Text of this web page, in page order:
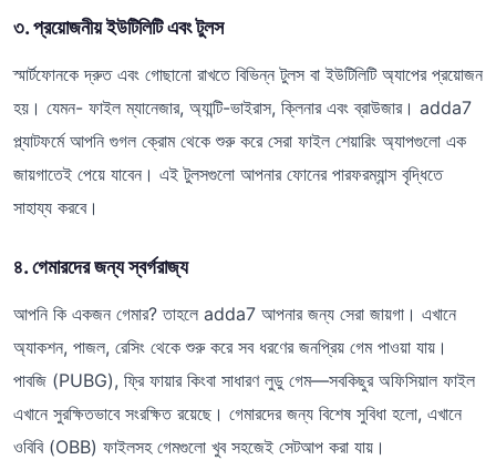
৩. প্রয়োজনীয় ইউটিলিটি এবং টুলস
স্মার্টফোনকে দ্রুত এবং গোছানো রাখতে বিভিন্ন টুলস বা ইউটিলিটি অ্যাপের প্রয়োজন
হয়। যেমন- ফাইল ম্যানেজার, অ্যান্টি-ভাইরাস, ক্লিনার এবং ব্রাউজার। adda7
প্ল্যাটফর্মে আপনি গুগল ক্রোম থেকে শুরু করে সেরা ফাইল শেয়ারিং অ্যাপগুলো এক
জায়গাতেই পেয়ে যাবেন। এই টুলসগুলো আপনার ফোনের পারফরম্যান্স বৃদ্ধিতে
সাহায্য করবে।
৪. গেমারদের জন্য স্বর্গরাজ্য
আপনি কি একজন গেমার? তাহলে adda7 আপনার জন্য সেরা জায়গা। এখানে
অ্যাকশন, পাজল, রেসিং থেকে শুরু করে সব ধরণের জনপ্রিয় গেম পাওয়া যায়।
পাবজি (PUBG), ফ্রি ফায়ার কিংবা সাধারণ লুডু গেম—সবকিছুর অফিসিয়াল ফাইল
এখানে সুরক্ষিতভাবে সংরক্ষিত রয়েছে। গেমারদের জন্য বিশেষ সুবিধা হলো, এখানে
ওবিবি (OBB) ফাইলসহ গেমগুলো খুব সহজেই সেটআপ করা যায়।